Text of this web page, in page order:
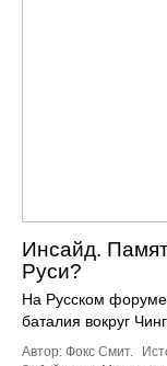
Инсайд.
Руси?
На Русском форуме
баталия вокруг
Автор: Фокс Смит.